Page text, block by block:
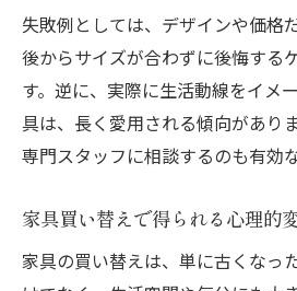
失敗例としては、デザインや価格
後からサイズが合わずに後悔する
す。逆に、実際に生活動線をイメ
具は、長く愛用される傾向があり
専門スタッフに相談するのも有効
家具買い替えで得られる心理的
家具の買い替えは、単に古くなっ